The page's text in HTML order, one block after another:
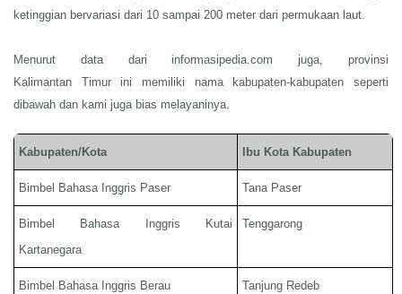
ketinggian bervariasi dari 10 sampai 200 meter dari permukaan laut.
Menurut data dari informasipedia.com juga, provinsi
Kalimantan Timurini memiliki nama kabupaten-kabupaten seperti
dibawah dan kami juga bias melayaninya.
Kabupaten/Kota Ibu Kota Kabupaten
Bimbel Bahasa Inggris Paser Tana Paser
Bimbel Bahasa Inggris
Kutai
Kartanegara
Tenggarong
Bimbel Bahasa Inggris Berau Tanjung Redeb